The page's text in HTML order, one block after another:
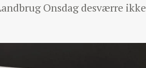
Onsdag desværre ikke